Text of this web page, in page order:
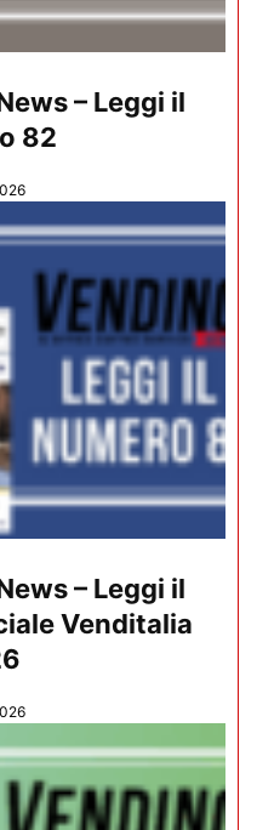
– Leggi il
82
– Leggi il
Venditalia